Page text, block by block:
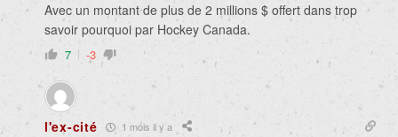
Avec un montant de plus de 2 millions $ offert dans trop
savoir pourquoi par Hockey Canada.
7 -3
l'ex-cité 1 mois il y a